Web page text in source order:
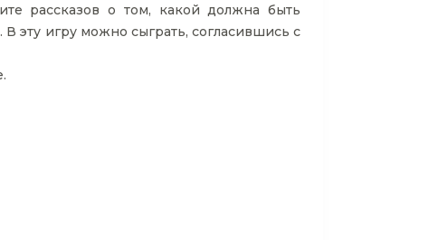
рассказов о том, какой должна быть
эту игру можно сыграть, согласившись с